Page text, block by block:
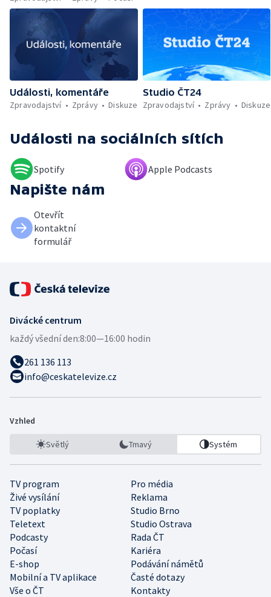
Události, komentáře
Zpravodajství
Zprávy Diskuze
Studio ČT24
Zpravodajství
Zprávy Diskuze
Události na sociálních sítích
Spotify Apple Podcasts
Napište nám
Otevřít
kontaktní
formulář
Divácké centrum
každý všední den:8:00—16:00 hodin
261 136 113
info@ceskatelevize.cz
Vzhled
Světlý Tmavý Systém
TV program
Pro média
Živé vysílání
Reklama
TV poplatky
Studio Brno
Teletext
Studio Ostrava
Podcasty
Rada ČT
Počasí
Kariéra
E-shop
Podávání námětů
Mobilní a TV aplikace
Časté dotazy
Vše o ČT
Kontakty